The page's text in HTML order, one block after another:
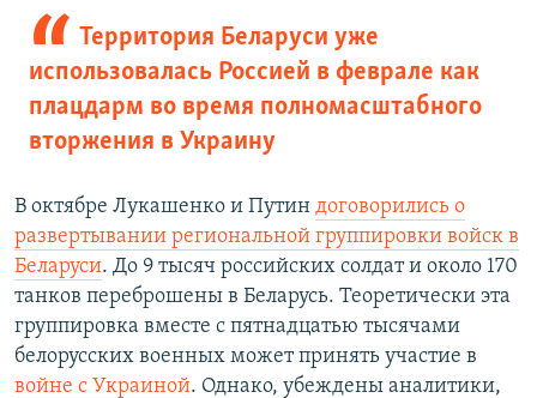
Территория Беларуси уже
использовалась Россией в феврале как
плацдарм во время полномасштабного
вторжения в Украину
В октябре Лукашенко и Путин договорились о
развертывании региональной группировки войск в
Беларуси. До 9 тысяч российских солдат и около 170
танков переброшены в Беларусь. Теоретически эта
группировка вместе с пятнадцатью тысячами
белорусских военных может принять участие в
войне с Украиной. Однако, убеждены аналитики,